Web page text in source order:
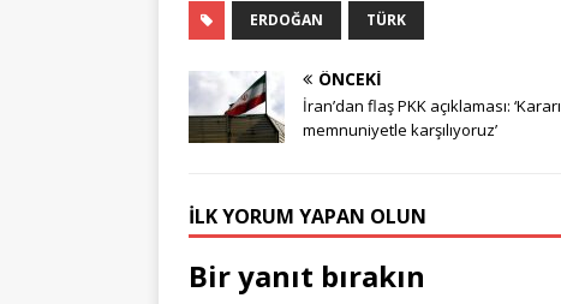
ERDOĞAN TÜRK
ÖNCEKI
İran’dan flaş PKK açıklaması: ‘Kararı
memnuniyetle karşılıyoruz’
İLK YORUM YAPAN OLUN
Bir yanıt bırakın